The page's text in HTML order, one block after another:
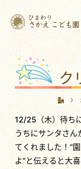
ク
12/25（木）待ち
うちにサンタさん
てくれました！“
よ”と伝えると大